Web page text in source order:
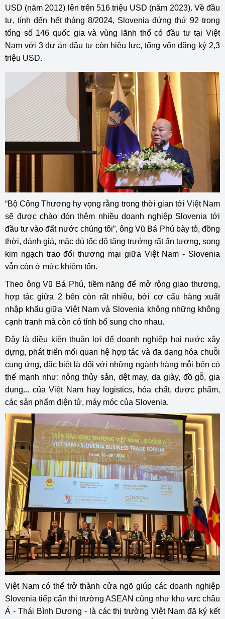
USD (năm 2012) lên trên 516 triệu USD (năm 2023). Về đầu
tư, tính đến hết tháng 8/2024, Slovenia đứng thứ 92 trong
tổng số 146 quốc gia và vùng lãnh thổ có đầu tư tại Việt
Nam với 3 dự án đầu tư còn hiệu lực, tổng vốn đăng ký 2,3
triệu USD.
“Bộ Công Thương hy vọng rằng trong thời gian tới Việt Nam
sẽ được chào đón thêm nhiều doanh nghiệp Slovenia tới
đầu tư vào đất nước chúng tôi”, ông Vũ Bá Phú bày tỏ, đồng
thời, đánh giá, mặc dù tốc độ tăng trưởng rất ấn tượng, song
kim ngạch trao đổi thương mại giữa Việt Nam - Slovenia
vẫn còn ở mức khiêm tốn.
Theo ông Vũ Bá Phú, tiềm năng để mở rộng giao thương,
hợp tác giữa 2 bên còn rất nhiều, bởi cơ cấu hàng xuất
nhập khẩu giữa Việt Nam và Slovenia không những không
cạnh tranh mà còn có tính bổ sung cho nhau.
Đây là điều kiện thuận lợi để doanh nghiệp hai nước xây
dựng, phát triển mối quan hệ hợp tác và đa dạng hóa chuỗi
cung ứng, đặc biệt là đối với những ngành hàng mỗi bên có
thế mạnh như: nông thủy sản, dệt may, da giày, đồ gỗ, gia
dụng... của Việt Nam hay logistics, hóa chất, dược phẩm,
các sản phẩm điện tử, máy móc của Slovenia.
Việt Nam có thể trở thành cửa ngõ giúp các doanh nghiệp
Slovenia tiếp cận thị trường ASEAN cũng như khu vực châu
Á - Thái Bình Dương - là các thị trường Việt Nam đã ký kết